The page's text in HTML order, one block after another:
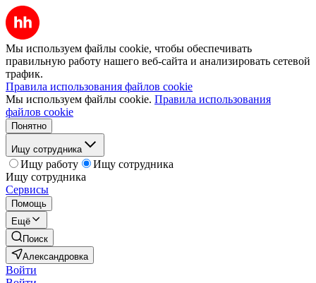
Мы используем файлы cookie, чтобы обеспечивать
правильную работу нашего веб-сайта и анализировать сетевой
трафик.
Правила использования файлов cookie
Мы используем файлы cookie. Правила использования
файлов cookie
Понятно
Ищу сотрудника
Ищу работу
Ищу сотрудника
Ищу сотрудника
Сервисы
Помощь
Ещё
Поиск
Александровка
Войти